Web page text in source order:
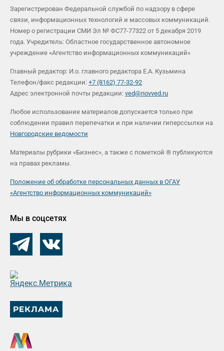
Зарегистрирован Федеральной службой по надзору в сфере
связи, информационных технологий и массовых коммуникаций.
Номер о регистрации СМИ Эл № ФС77-77322 от 5 декабря 2019
года. Учредитель: Областное государственное автономное
учреждение «Агентство информационных коммуникаций»
Главный редактор: И.о. главного редактора Е.А. Кузьмина
Телефон/факс редакции: +7 (8162) 77-32-92
Адрес электронной почты редакции: ved@novved.ru
Любое использование материалов допускается только при
соблюдении правил перепечатки и при наличии гиперссылки на
Новгородские ведомости
Материалы рубрики «Бизнес», а также с пометкой ® публикуются
на правах рекламы.
Положение об обработке персональных данных в ОГАУ
«Агентство информационных коммуникаций»
Мы в соцсетях